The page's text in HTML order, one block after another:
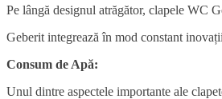
Pe lângă designul atrăgător, clapele WC
Geberit integrează în mod constant
Consum de Apă:
Unul dintre aspectele importante ale